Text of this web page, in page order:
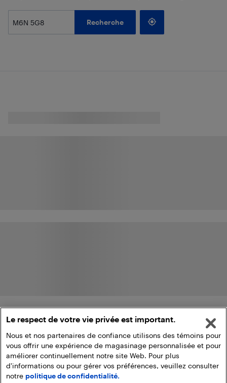
Recherche
Le respect de votre vie privée est important.
Nous et nos partenaires de confiance utilisons des témoins pour
vous offrir une expérience de magasinage personnalisée et pour
améliorer continuellement notre site Web. Pour plus
d'informations ou pour gérer vos préférences, veuillez consulter
notre politique de confidentialité.